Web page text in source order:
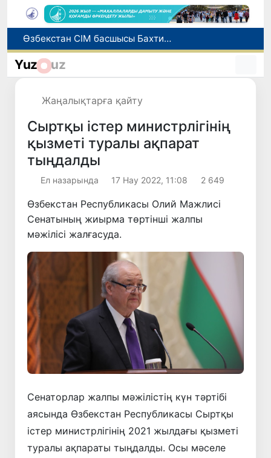
Грекияда өрт сөндіру тікұшақтарының соқтығысуынан екі адам қаза тапты
Әлемдік биржаларда мұнай бағасы төмендеді
Yuz uz
Жаңалықтарға қайту
Сыртқы істер министрлігінің
қызметі туралы ақпарат
тыңдалды
Ел назарында 17 Нау 2022, 11:08 2 649
Өзбекстан Республикасы Олий Мажлисі
Сенатының жиырма төртінші жалпы
мәжілісі жалғасуда.
Сенаторлар жалпы мәжілістің күн тәртібі
аясында Өзбекстан Республикасы Сыртқы
істер министрлігінің 2021 жылдағы қызметі
туралы ақпараты тыңдалды. Осы мәселе